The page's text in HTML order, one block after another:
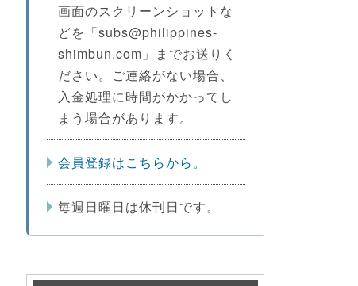
画面のスクリーンショットな
どを「subs@philippines-
shimbun.com」までお送りく
ださい。ご連絡がない場合、
入金処理に時間がかかってし
まう場合があります。
会員登録はこちらから。
毎週日曜日は休刊日です。